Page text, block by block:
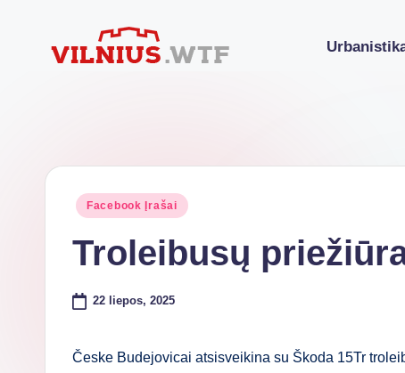
N
ties
durimis
Posted
Facebook Įrašai
Troleibusų
22 liepos, 2025
Česke Budejovicai atsisveikina su Škoda 15Tr